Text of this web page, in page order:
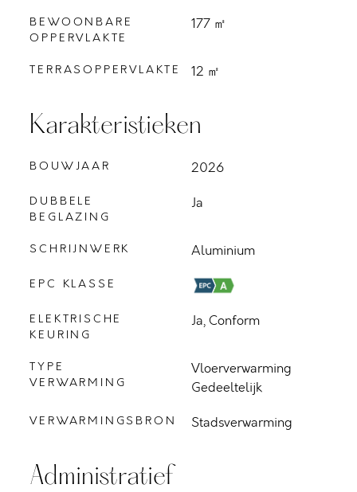
BEWOONBARE
OPPERVLAKTE
177 ㎡
TERRASOPPERVLAKTE 12 ㎡
Karakteristieken
BOUWJAAR 2026
DUBBELE
BEGLAZING
Ja
SCHRIJNWERK Aluminium
EPC KLASSE
ELEKTRISCHE
KEURING
Ja, Conform
TYPE
VERWARMING
Vloerverwarming
Gedeeltelijk
VERWARMINGSBRON Stadsverwarming
Administratief